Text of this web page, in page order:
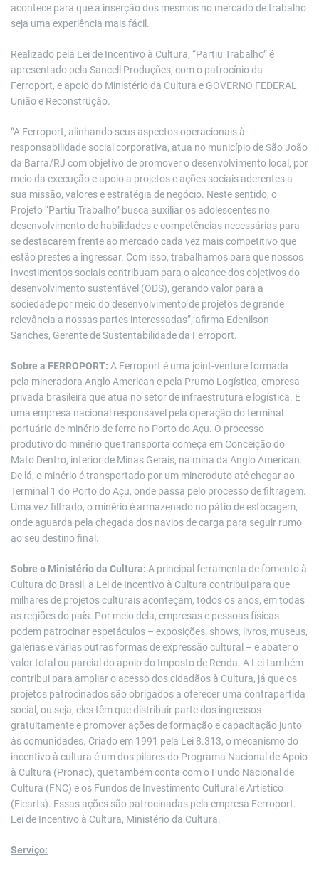
acontece para que a inserção dos mesmos no mercado de trabalho
seja uma experiência mais fácil.
Realizado pela Lei de Incentivo à Cultura, “Partiu Trabalho” é
apresentado pela Sancell Produções, com o patrocínio da
Ferroport, e apoio do Ministério da Cultura e GOVERNO FEDERAL
União e Reconstrução.
“A Ferroport, alinhando seus aspectos operacionais à
responsabilidade social corporativa, atua no município de São João
da Barra/RJ com objetivo de promover o desenvolvimento local, por
meio da execução e apoio a projetos e ações sociais aderentes a
sua missão, valores e estratégia de negócio. Neste sentido, o
Projeto “Partiu Trabalho” busca auxiliar os adolescentes no
desenvolvimento de habilidades e competências necessárias para
se destacarem frente ao mercado cada vez mais competitivo que
estão prestes a ingressar. Com isso, trabalhamos para que nossos
investimentos sociais contribuam para o alcance dos objetivos do
desenvolvimento sustentável (ODS), gerando valor para a
sociedade por meio do desenvolvimento de projetos de grande
relevância a nossas partes interessadas”, afirma Edenilson
Sanches, Gerente de Sustentabilidade da Ferroport.
Sobre a FERROPORT: A Ferroport é uma joint-venture formada
pela mineradora Anglo American e pela Prumo Logística, empresa ​
privada brasileira que atua no setor de infraestrutura e logística. É
uma empresa nacional responsável pela operação do terminal
portuário de minério de ferro no Porto do Açu. O processo
produtivo do minério que transporta começa em Conceição do
Mato Dentro, interior de Minas Gerais, na mina da Anglo American.
De lá, o minério é transportado por um mineroduto até chegar ao
Terminal 1 do Porto do Açu, onde passa pelo processo de filtragem.
Uma vez filtrado, o minério é armazenado no pátio de estocagem,
onde aguarda pela chegada dos navios de carga para seguir rumo
ao seu destino final.
Sobre o Ministério da Cultura: A principal ferramenta de fomento à
Cultura do Brasil, a Lei de Incentivo à Cultura contribui para que
milhares de projetos culturais aconteçam, todos os anos, em todas
as regiões do país. Por meio dela, empresas e pessoas físicas
podem patrocinar espetáculos – exposições, shows, livros, museus,
galerias e várias outras formas de expressão cultural – e abater o
valor total ou parcial do apoio do Imposto de Renda. A Lei também
contribui para ampliar o acesso dos cidadãos à Cultura, já que os
projetos patrocinados são obrigados a oferecer uma contrapartida
social, ou seja, eles têm que distribuir parte dos ingressos
gratuitamente e promover ações de formação e capacitação junto
às comunidades. Criado em 1991 pela Lei 8.313, o mecanismo do
incentivo à cultura é um dos pilares do Programa Nacional de Apoio
à Cultura (Pronac), que também conta com o Fundo Nacional de
Cultura (FNC) e os Fundos de Investimento Cultural e Artístico
(Ficarts). Essas ações são patrocinadas pela empresa Ferroport.
Lei de Incentivo à Cultura, Ministério da Cultura.
Serviço: